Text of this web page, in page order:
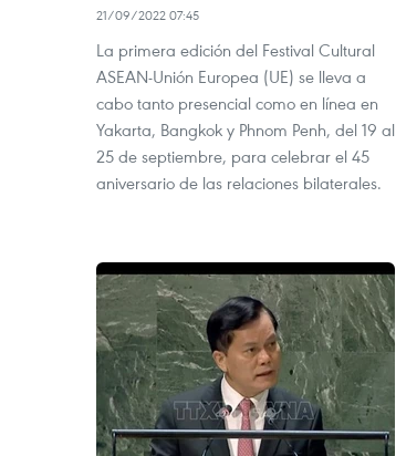
21/09/2022 07:45
La primera edición del Festival Cultural
ASEAN-Unión Europea (UE) se lleva a
cabo tanto presencial como en línea en
Yakarta, Bangkok y Phnom Penh, del 19 al
25 de septiembre, para celebrar el 45
aniversario de las relaciones bilaterales.